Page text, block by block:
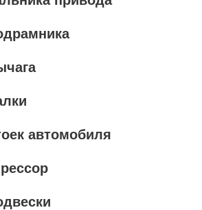
автомобиля